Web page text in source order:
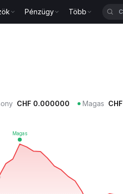
Pénzügy Több
CHF 0.000000 Magas CHF